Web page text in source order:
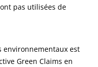
pas utilisées de
environnementaux est
Green Claims en